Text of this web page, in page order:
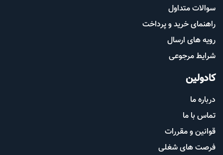
سوالات متداول
راهنمای خرید و پرداخت
رویه های ارسال
شرایط مرجوعی
کادولین
درباره ما
تماس با ما
قوانین و مقررات
فرصت های شغلی